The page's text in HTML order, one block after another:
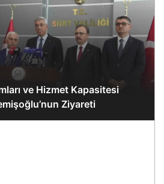
ve Hizmet Kapasitesi
Ziyareti